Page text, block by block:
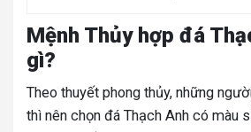
Mệnh Thủy hợp đá
gì?
Theo thuyết phong thủy, những
thì nên chọn đá Thạch Anh có màu